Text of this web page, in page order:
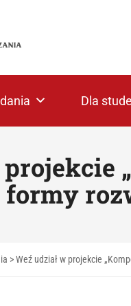
Dla
projekcie
formy
>Weź udział w projekcie